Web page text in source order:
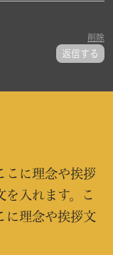
削除
返信する
こに理念や挨拶
入れます。こ
に理念や挨拶文